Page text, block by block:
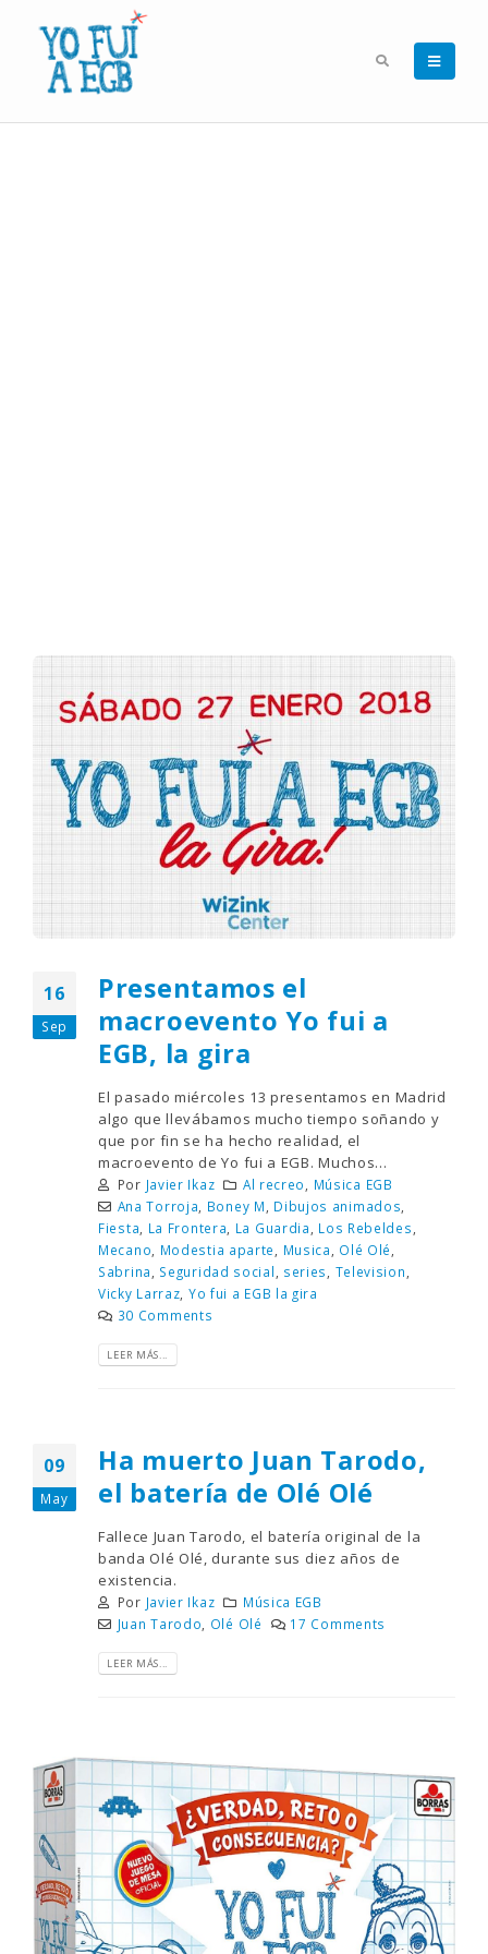
16
Sep
Presentamos el
macroevento Yo fui a
EGB, la gira
El pasado miércoles 13 presentamos en Madrid
algo que llevábamos mucho tiempo soñando y
que por fin se ha hecho realidad, el
macroevento de Yo fui a EGB. Muchos...
Por Javier Ikaz Al recreo
Música EGB
Ana Torroja
Boney M Dibujos animados
Fiesta
La Frontera La Guardia Los Rebeldes
Mecano
Modestia aparte Musica Olé Olé
Sabrina
Seguridad social series Television
Vicky Larraz Yo fui a EGB la gira
30 Comments
LEER MÁS...
09
May
Ha muerto Juan Tarodo,
el batería de Olé Olé
Fallece Juan Tarodo, el batería original de la
banda Olé Olé, durante sus diez años de
existencia.
Por Javier Ikaz
Música EGB
Juan Tarodo
Olé Olé 17 Comments
LEER MÁS...